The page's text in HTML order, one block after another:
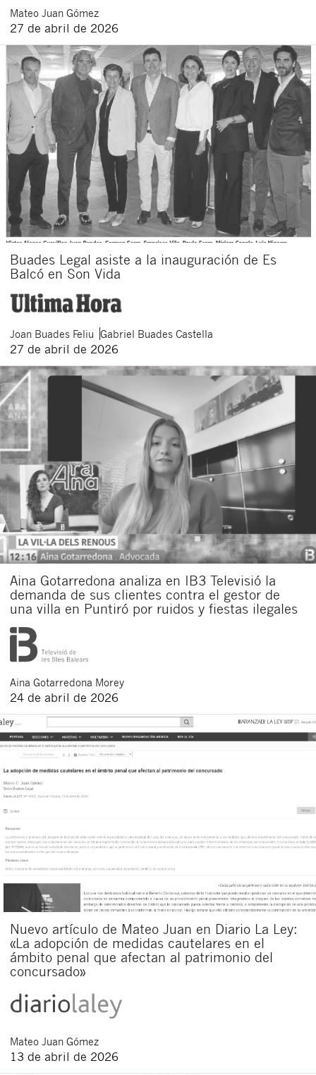
Mateo Juan Gómez
27 de abril de 2026
Buades Legal asiste a la inauguración de Es
Balcó en Son Vida
Joan Buades Feliu Gabriel Buades Castella
27 de abril de 2026
Aina Gotarredona analiza en IB3 Televisió la
demanda de sus clientes contra el gestor de
una villa en Puntiró por ruidos y fiestas ilegales
Aina Gotarredona Morey
24 de abril de 2026
Nuevo artículo de Mateo Juan en Diario La Ley:
«La adopción de medidas cautelares en el
ámbito penal que afectan al patrimonio del
concursado»
Mateo Juan Gómez
13 de abril de 2026